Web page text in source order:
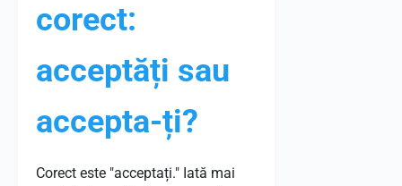
corect:
acceptăți sau
accepta-ți?
Corect este "acceptați." Iată mai